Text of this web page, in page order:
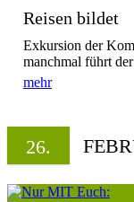
Reisen bildet
Exkursion der
manchmal führt
mehr
26.